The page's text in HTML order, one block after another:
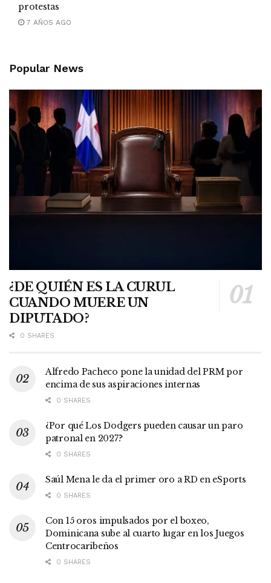
protestas
7 AÑOS AGO
Popular News
¿DE QUIÉN ES LA CURUL
CUANDO MUERE UN
DIPUTADO?
0 SHARES
Alfredo Pacheco pone la unidad del PRM por
encima de sus aspiraciones internas
0 SHARES
¿Por qué Los Dodgers pueden causar un paro
patronal en 2027?
0 SHARES
Saúl Mena le da el primer oro a RD en eSports
0 SHARES
Con 15 oros impulsados por el boxeo,
Dominicana sube al cuarto lugar en los Juegos
Centrocaribeños
0 SHARES